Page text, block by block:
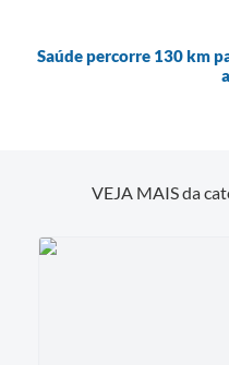
Saúde percorre 130 km
VEJA MAIS da